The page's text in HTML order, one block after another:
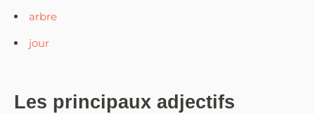
arbre
jour
Les principaux adjectifs